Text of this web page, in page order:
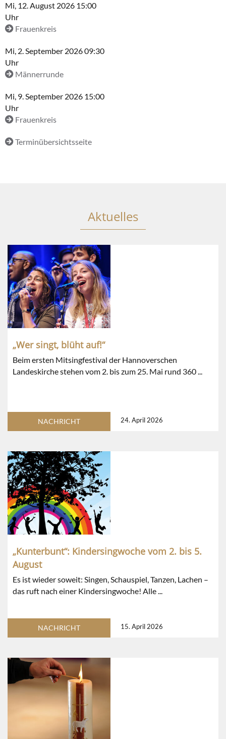
Mi, 12. August 2026 15:00
Uhr
Frauenkreis
Mi, 2. September 2026 09:30
Uhr
Männerrunde
Mi, 9. September 2026 15:00
Uhr
Frauenkreis
Terminübersichtsseite
Aktuelles
„Wer singt, blüht auf!“
Beim ersten Mitsingfestival der Hannoverschen
Landeskirche stehen vom 2. bis zum 25. Mai rund 360 ...
NACHRICHT 24. April 2026
„Kunterbunt“: Kindersingwoche vom 2. bis 5.
August
Es ist wieder soweit: Singen, Schauspiel, Tanzen, Lachen –
das ruft nach einer Kindersingwoche! Alle ...
NACHRICHT 15. April 2026